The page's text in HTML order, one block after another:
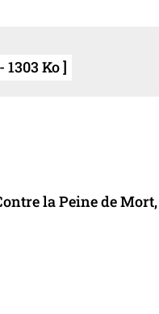
Ko ]
la Peine de Mort,